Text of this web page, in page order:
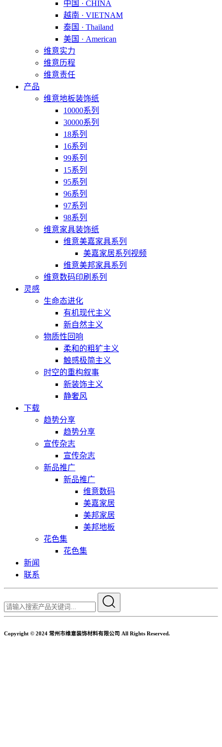
中国 · CHINA
越南 · VIETNAM
泰国 · Thailand
美国 · American
维意实力
维意历程
维意责任
产品
维意地板装饰纸
10000系列
30000系列
18系列
16系列
99系列
15系列
95系列
96系列
97系列
98系列
维意家具装饰纸
维意美嘉家具系列
美嘉家居系列视频
维意美邦家具系列
维意数码印刷系列
灵感
生命态进化
有机现代主义
新自然主义
物质性回响
柔和的粗犷主义
触感极简主义
时空的重构叙事
新装饰主义
静奢风
下载
趋势分享
趋势分享
宣传杂志
宣传杂志
新品推广
新品推广
维意数码
美嘉家居
美邦家居
美邦地板
花色集
花色集
新闻
联系
Copyright © 2024 常州市维意装饰材料有限公司 All Rights Reserved.